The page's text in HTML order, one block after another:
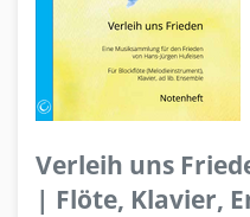
Verleih uns
| Flöte, Klavier,